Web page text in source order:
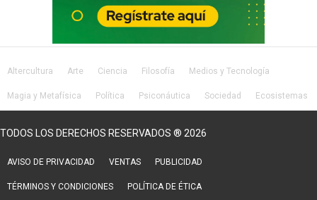
Altercultura Arte Ciencia Filosofía Medios y Tecnología
Magia y Metafísica Política Psiconáutica Sociedad Ecosistemas
TODOS LOS DERECHOS RESERVADOS ® 2026
AVISO DE PRIVACIDAD VENTAS PUBLICIDAD
TÉRMINOS Y CONDICIONES POLÍTICA DE ÉTICA